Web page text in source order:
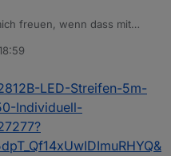
freuen, wenn dass mit
laufenden, ob es mit dem
natürlich mit der
LED Streifen gekauft, muss
sein oder muss nur der
LED-Streifen-5m-
Individuell-